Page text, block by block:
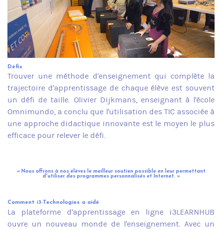
Défis
Trouver une méthode d'enseignement qui complète la
trajectoire d'apprentissage de chaque élève est souvent
un défi de taille. Olivier Dijkmans, enseignant à l'école
Omnimundo, a conclu que l'utilisation des TIC associée à
une approche didactique innovante est le moyen le plus
efficace pour relever le défi.
« Nous offrons à nos élèves le meilleur soutien possible en leur permettant
d'utiliser des programmes personnalisés et Internet. »
Comment i3-Technologies a aidé
La plateforme d'apprentissage en ligne i3LEARNHUB
ouvre un nouveau monde de l'enseignement. Avec un